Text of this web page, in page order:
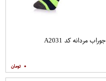
جوراب مردانه کد A2031
۰